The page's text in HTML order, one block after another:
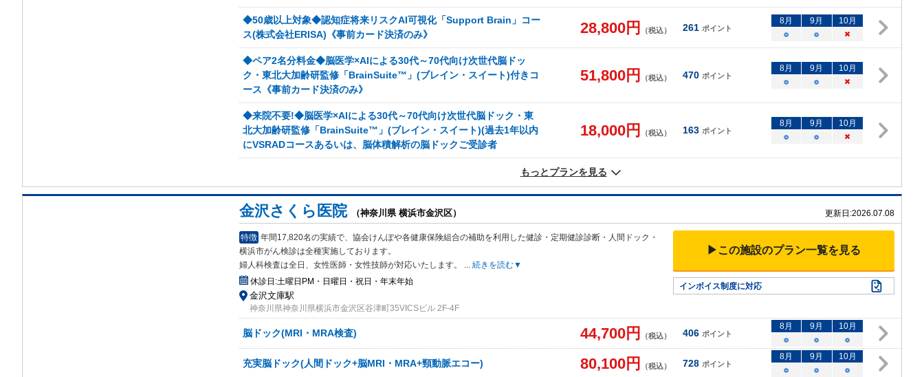
◆50歳以上対象◆認知症将来リスクAI可視化「Support Brain」コー
ス(株式会社ERISA)《事前カード決済のみ》
28,800円 （税込） 261 ポイント
8月 9月 10月
○
○ ×
◆ペア2名分料金◆脳医学×AIによる30代～70代向け次世代脳ドッ
ク・東北大加齢研監修「BrainSuite™」(ブレイン・スイート)付きコ
ース《事前カード決済のみ》
51,800円 （税込） 470 ポイント
8月 9月 10月
○
○ ×
◆来院不要!◆脳医学×AIによる30代～70代向け次世代脳ドック・東
北大加齢研監修「BrainSuite™」(ブレイン・スイート)(過去1年以内
にVSRADコースあるいは、脳体積解析の脳ドックご受診者
18,000円 （税込） 163 ポイント
8月 9月 10月
○
○ ×
もっとプランを見る
金沢さくら医院 （神奈川県 横浜市金沢区） 更新日:2026.07.08
特徴 年間17,820名の実績で、協会けんぽや各健康保険組合の補助を利用した健診・定期健診診断・人間ドック ・
横浜市がん検診は全種実施しております。
婦人科検査は全日、女性医師・女性技師が対応いたします。
... 続きを読む▼
休診日:土曜日PM・日曜日・祝日・年末年始
金沢文庫駅
神奈川県神奈川県横浜市金沢区谷津町35VICSビル 2F-4F
▶この施設のプラン一覧を見る
インボイス制度に対応
脳ドック(MRI・MRA検査) 44,700円 （税込） 406 ポイント
8月 9月 10月
○
○ ○
充実脳ドック(人間ドック+脳MRI・MRA+頸動脈エコー) 80,100円 （税込） 728 ポイント
8月 9月 10月
○
○ ○